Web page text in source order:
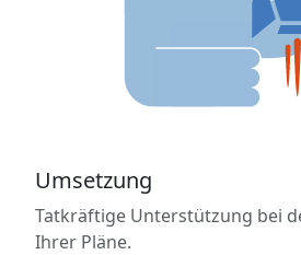
Umsetzung
Tatkräftige Unterstützung bei
Ihrer Pläne.